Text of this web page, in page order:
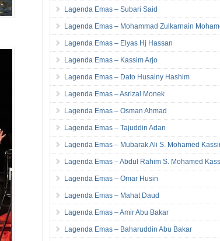
Lagenda Emas – Subari Said
Lagenda Emas – Mohammad Zulkarnain
Lagenda Emas – Elyas Hj Hassan
Lagenda Emas – Kassim Arjo
Lagenda Emas – Dato Husainy Hashim
Lagenda Emas – Asrizal Monek
Lagenda Emas – Osman Ahmad
Lagenda Emas – Tajuddin Adan
Lagenda Emas – Mubarak Ali S. Mohamed
Lagenda Emas – Abdul Rahim S. Mohamed
Lagenda Emas – Omar Husin
Lagenda Emas – Mahat Daud
Lagenda Emas – Amir Abu Bakar
Lagenda Emas – Baharuddin Abu Bakar